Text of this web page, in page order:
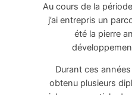
Au cours de la
j’ai entrepris un
été la pierre
Durant ces années
obtenu plusieurs